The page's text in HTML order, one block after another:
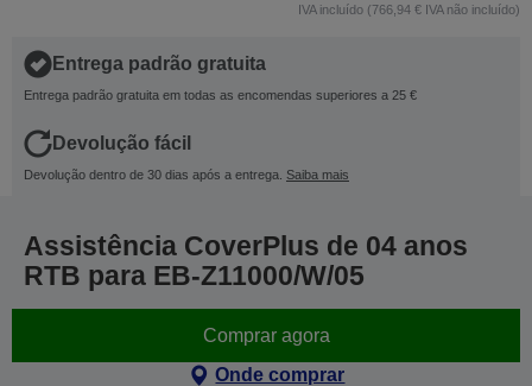
IVA incluído (766,94 € IVA não incluído)
Entrega padrão gratuita
Entrega padrão gratuita em todas as encomendas superiores a 25 €
Devolução fácil
Devolução dentro de 30 dias após a entrega. Saiba mais
Assistência CoverPlus de 04 anos
RTB para EB-Z11000/W/05
Comprar agora
Onde comprar